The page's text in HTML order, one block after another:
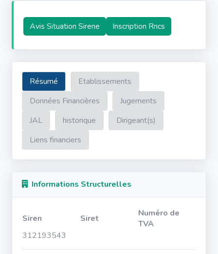
Avis Situation Sirene Inscription Rncs
Résumé
Etablissements
Données Financières
Jugements
JAL
historique
Dirigeant(s)
Liens financiers
Informations Structurelles
Siren Siret
Numéro de
TVA
312193543